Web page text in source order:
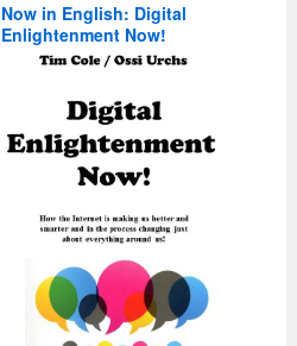
Now in English: Digital
Enlightenment Now!